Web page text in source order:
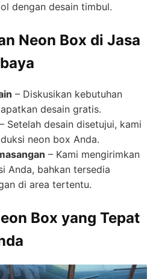
dengan desain timbul.
Neon Box di Jasa
– Diskusikan kebutuhan
desain gratis.
– Setelah desain disetujui, kami
neon box Anda.
– Kami mengirimkan
Anda, bahkan tersedia
di area tertentu.
Box yang Tepat